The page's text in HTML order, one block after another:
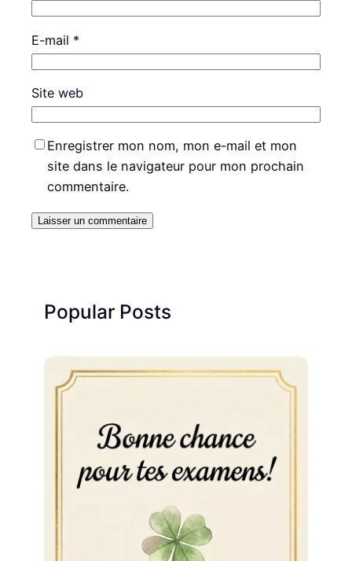
E-mail *
Site web
Enregistrer mon nom, mon e-mail et mon
site dans le navigateur pour mon prochain
commentaire.
Popular Posts